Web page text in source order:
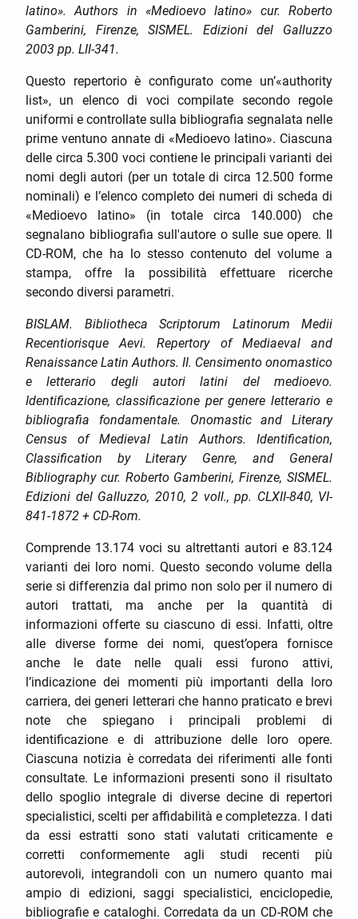
latino». Authors in «Medioevo latino» cur. Roberto
Gamberini, Firenze, SISMEL. Edizioni del Galluzzo
2003 pp. LII-341.
Questo repertorio è configurato come un’«authority
list», un elenco di voci compilate secondo regole
uniformi e controllate sulla bibliografia segnalata nelle
prime ventuno annate di «Medioevo latino». Ciascuna
delle circa 5.300 voci contiene le principali varianti dei
nomi degli autori (per un totale di circa 12.500 forme
nominali) e l’elenco completo dei numeri di scheda di
«Medioevo latino» (in totale circa 140.000) che
segnalano bibliografia sull'autore o sulle sue opere. Il
CD-ROM, che ha lo stesso contenuto del volume a
stampa, offre la possibilità effettuare ricerche
secondo diversi parametri.
BISLAM. Bibliotheca Scriptorum Latinorum Medii
Recentiorisque Aevi. Repertory of Mediaeval and
Renaissance Latin Authors. II. Censimento onomastico
e letterario degli autori latini del medioevo.
Identificazione, classificazione per genere letterario e
bibliografia fondamentale. Onomastic and Literary
Census of Medieval Latin Authors. Identification,
Classification by Literary Genre, and General
Bibliography cur. Roberto Gamberini, Firenze, SISMEL.
Edizioni del Galluzzo, 2010, 2 voll., pp. CLXII-840, VI-
841-1872 + CD-Rom.
Comprende 13.174 voci su altrettanti autori e 83.124
varianti dei loro nomi. Questo secondo volume della
serie si differenzia dal primo non solo per il numero di
autori trattati, ma anche per la quantità di
informazioni offerte su ciascuno di essi. Infatti, oltre
alle diverse forme dei nomi, quest’opera fornisce
anche le date nelle quali essi furono attivi,
l’indicazione dei momenti più importanti della loro
carriera, dei generi letterari che hanno praticato e brevi
note che spiegano i principali problemi di
identificazione e di attribuzione delle loro opere.
Ciascuna notizia è corredata dei riferimenti alle fonti
consultate. Le informazioni presenti sono il risultato
dello spoglio integrale di diverse decine di repertori
specialistici, scelti per affidabilità e completezza. I dati
da essi estratti sono stati valutati criticamente e
corretti conformemente agli studi recenti più
autorevoli, integrandoli con un numero quanto mai
ampio di edizioni, saggi specialistici, enciclopedie,
bibliografie e cataloghi. Corredata da un CD-ROM che